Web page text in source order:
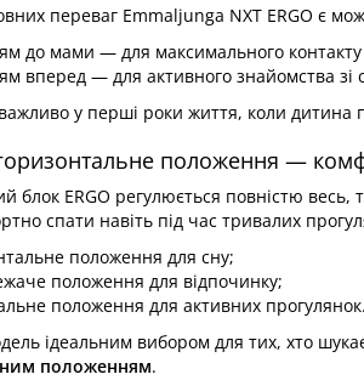
переваг Emmaljunga NXT ERGO є
до мами — для максимального
вперед — для активного знайомства зі
у перші роки життя, коли дитина
положення —
блок ERGO регулюється повністю
спати навіть під час тривалих
положення для сну;
положення для відпочинку;
положення для активних
ідеальним вибором для тих, хто
положенням.